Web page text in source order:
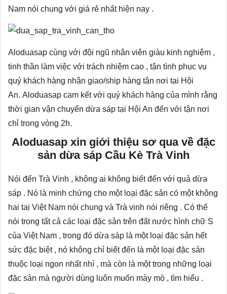
Nam nói chung với giá rẻ nhất hiện nay .
Aloduasap cùng với đội ngũ nhân viên giàu kinh nghiệm ,
tinh thần làm việc với trách nhiệm cao , tận tình phục vụ
quý khách hàng nhận giao/ship hàng tận nơi tại Hội
An. Aloduasap cam kết với quý khách hàng của mình rằng
thời gian vận chuyển dừa sáp tại Hội An đến với tận nơi
chỉ trong vòng 2h.
Aloduasap xin giới thiệu sơ qua về đặc
sản dừa sáp Cầu Kè Trà Vinh
Nói đến Trà Vinh , không ai không biết đến với quả dừa
sáp . Nó là minh chứng cho một loại đặc sản có một không
hai taị Việt Nam nói chung và Trà vinh nói riêng . Có thể
nói trong tất cả các loại đặc sản trên đất nước hình chữ S
của Việt Nam , trong đó dừa sáp là một loại đặc sản hết
sức đặc biệt , nó không chỉ biết đến là một loại đặc sản
thuộc loại ngon nhất nhì , mà còn là một trong những loại
đặc sản mà người dùng luôn muốn mày mò , tìm hiểu .